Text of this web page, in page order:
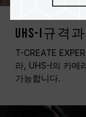
UHS-I규격
T-CREATE
라, UHS-I의 카메
가능합니다.